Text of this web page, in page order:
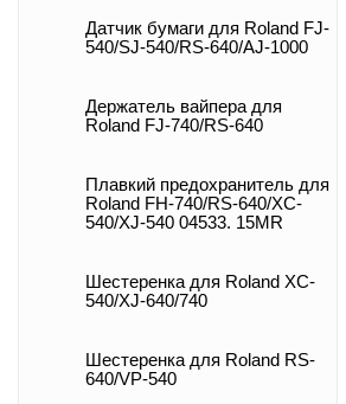
Датчик бумаги для Roland FJ-
540/SJ-540/RS-640/AJ-1000
Держатель вайпера для
Roland FJ-740/RS-640
Плавкий предохранитель для
Roland FH-740/RS-640/XC-
540/XJ-540 04533. 15MR
Шестеренка для Roland XC-
540/XJ-640/740
Шестеренка для Roland RS-
640/VP-540